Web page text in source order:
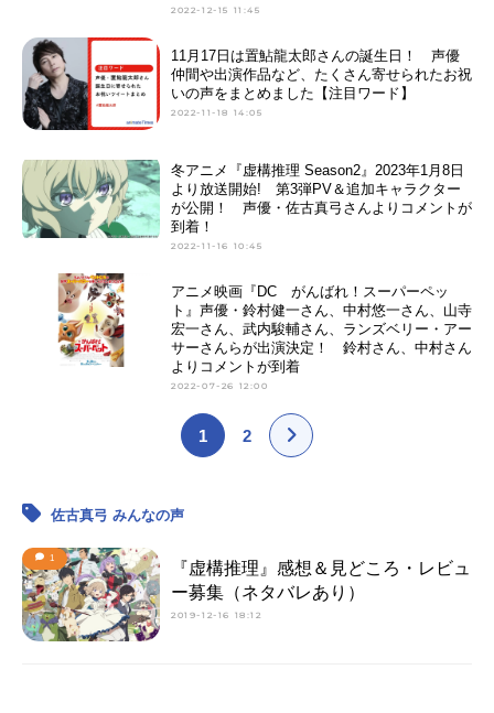
2022-12-15 11:45
11月17日は置鮎龍太郎さんの誕生日！ 声優
仲間や出演作品など、たくさん寄せられたお祝
いの声をまとめました【注目ワード】
2022-11-18 14:05
冬アニメ『虚構推理 Season2』2023年1月8日
より放送開始! 第3弾PV＆追加キャラクター
が公開！ 声優・佐古真弓さんよりコメントが
到着！
2022-11-16 10:45
アニメ映画『DC がんばれ！スーパーペッ
ト』声優・鈴村健一さん、中村悠一さん、山寺
宏一さん、武内駿輔さん、ランズベリー・アー
サーさんらが出演決定！ 鈴村さん、中村さん
よりコメントが到着
2022-07-26 12:00
1 2
佐古真弓 みんなの声
1
『虚構推理』感想＆見どころ・レビュ
ー募集（ネタバレあり）
2019-12-16 18:12